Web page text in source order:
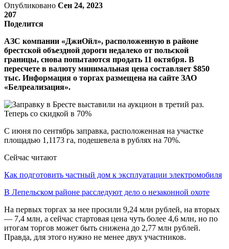
Опубликовано Сен 24, 2023
207
Поделится
АЗС компании «ДжиОйл», расположенную в районе
брестской объездной дороги недалеко от польской
границы, снова попытаются продать 11 октября. В
пересчете в валюту минимальная цена составляет $850
тыс. Информация о торгах размещена на сайте ЗАО
«Белреализация».
С июня по сентябрь заправка, расположенная на участке
площадью 1,1173 га, подешевела в рублях на 70%.
Сейчас читают
Как подготовить частный дом к эксплуатации электромобиля
В Лепельском районе расследуют дело о незаконной охоте
На первых торгах за нее просили 9,24 млн рублей, на вторых
— 7,4 млн, а сейчас стартовая цена чуть более 4,6 млн, но по
итогам торгов может быть снижена до 2,77 млн рублей.
Правда, для этого нужно не менее двух участников.